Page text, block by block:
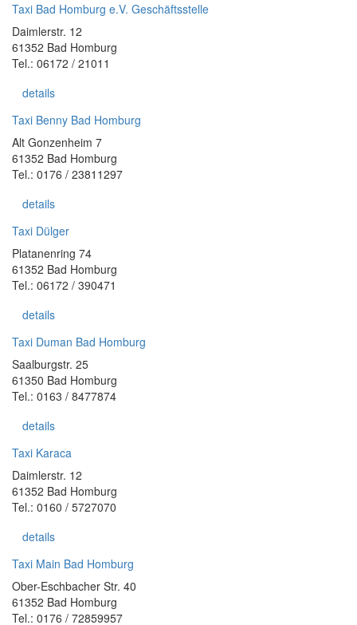
Taxi Bad Homburg e.V. Geschäftsstelle
Daimlerstr. 12
61352 Bad Homburg
Tel.: 06172 / 21011
details
Taxi Benny Bad Homburg
Alt Gonzenheim 7
61352 Bad Homburg
Tel.: 0176 / 23811297
details
Taxi Dülger
Platanenring 74
61352 Bad Homburg
Tel.: 06172 / 390471
details
Taxi Duman Bad Homburg
Saalburgstr. 25
61350 Bad Homburg
Tel.: 0163 / 8477874
details
Taxi Karaca
Daimlerstr. 12
61352 Bad Homburg
Tel.: 0160 / 5727070
details
Taxi Main Bad Homburg
Ober-Eschbacher Str. 40
61352 Bad Homburg
Tel.: 0176 / 72859957